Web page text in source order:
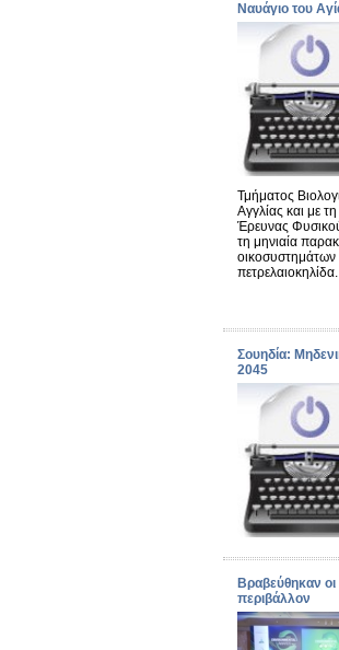
Ναυάγιο του
Τμήματος
Αγγλίας και με
Έρευνας
τη μηνιαία
πετρελαιοκηλίδα.
Σουηδία:
2045
Βραβεύθηκαν οι
περιβάλλον